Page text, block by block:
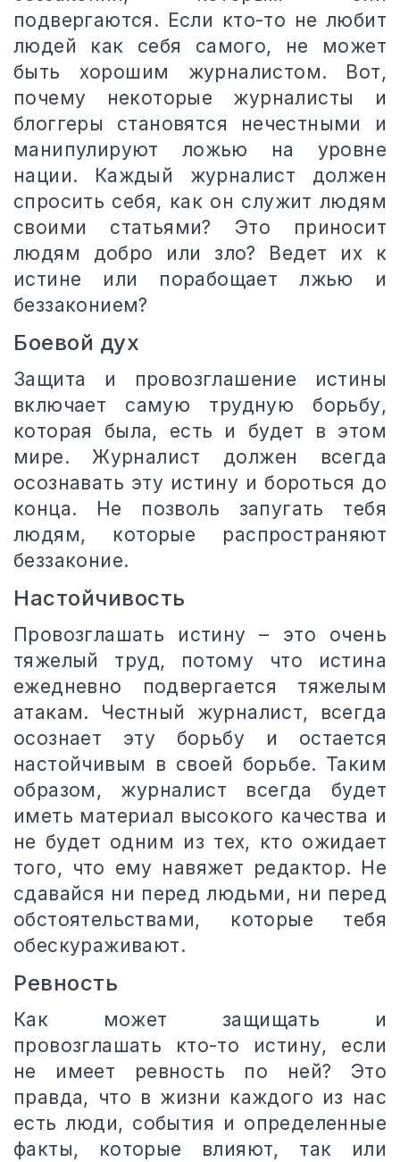
подвергаются. Если кто-то не любит
людей как себя самого, не может
быть хорошим журналистом. Вот,
почему некоторые журналисты и
блоггеры становятся нечестными и
манипулируют ложью на уровне
нации. Каждый журналист должен
спросить себя, как он служит людям
своими статьями? Это приносит
людям добро или зло? Ведет их к
истине или порабощает лжью и
беззаконием?
Боевой дух
Защита и провозглашение истины
включает самую трудную борьбу,
которая была, есть и будет в этом
мире. Журналист должен всегда
осознавать эту истину и бороться до
конца. Не позволь запугать тебя
людям, которые распространяют
беззаконие.
Настойчивость
Провозглашать истину – это очень
тяжелый труд, потому что истина
ежедневно подвергается тяжелым
атакам. Честный журналист, всегда
осознает эту борьбу и остается
настойчивым в своей борьбе. Таким
образом, журналист всегда будет
иметь материал высокого качества и
не будет одним из тех, кто ожидает
того, что ему навяжет редактор. Не
сдавайся ни перед людьми, ни перед
обстоятельствами, которые тебя
обескураживают.
Ревность
Как может защищать и
провозглашать кто-то истину, если
не имеет ревность по ней? Это
правда, что в жизни каждого из нас
есть люди, события и определенные
факты, которые влияют, так или